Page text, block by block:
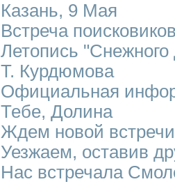
Казань, 9 Мая
Встреча
Летопись "Снежного
Т. Курдюмова
Официальная
Тебе, Долина
Ждем новой
Уезжаем, оставив
Нас встречала